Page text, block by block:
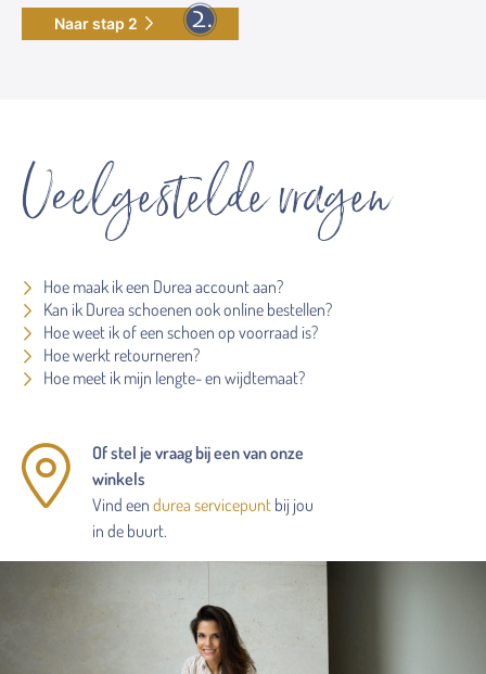
Naar stap 2
Veelgestelde vragen
Hoe maak ik een Durea account aan?
Kan ik Durea schoenen ook online bestellen?
Hoe weet ik of een schoen op voorraad is?
Hoe werkt retourneren?
Hoe meet ik mijn lengte- en wijdtemaat?
Of stel je vraag bij een van onze
winkels
Vind een durea servicepunt bij jou
in de buurt.